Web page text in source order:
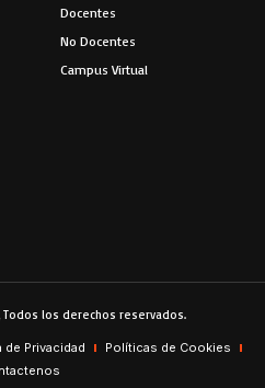
Docentes
No Docentes
Campus Virtual
Todos los derechos reservados.
de Privacidad
Políticas de Cookies